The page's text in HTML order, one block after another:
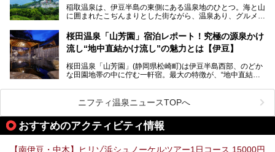
───
この記事はプレジャーリゾート 伊豆赤沢温泉のPR記事で
す。
る温泉施設も紹介します！
稲取温泉は、伊豆半島の東側にある温泉地のひとつ。海と山
に囲まれたこぢんまりとした街ながら、温泉あり、グルメあ
京からは約2時間30分、直通電車もありアクセスしやすいの
もうれしいところ。
入れる温泉施設、チェックしたい観光スポットやアクティビ
ティなどを一挙にまとめピックアップ。伊豆稲取温泉を訪れ
桜田温泉「山芳園」宿泊レポート！究極の源泉かけ
流し“地中直結かけ流し”の魅力とは【伊豆】
桜田温泉「山芳園」(静岡県松崎町)は伊豆半島西部、のどか
な田園地帯の中に佇む一軒宿。最大の特徴が、“地中直結か
地下に眠る源泉を加水・加温・消毒無し、さらには途中過程
で空気にも触れさせることなく浴槽まで提供。「究極の源泉
かけ流し」と言っても決して過言ではありません。
今回、桜田温泉「山芳園」の“温泉”を中心に、その魅力を詳
細レポート。また口コミの評判も非常に高い宿であり、客室
や食事も併せて徹底紹介します！
ニフティ温泉ニュースTOPへ
おすすめのアクティビティ情報
【南伊豆・中木】ヒリゾ浜シュノーケルツアー1日コース 15000円